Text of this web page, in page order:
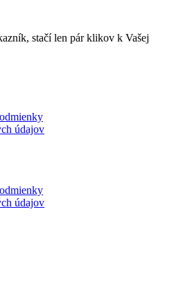
stačí len pár klikov k Vašej
údajov
údajov